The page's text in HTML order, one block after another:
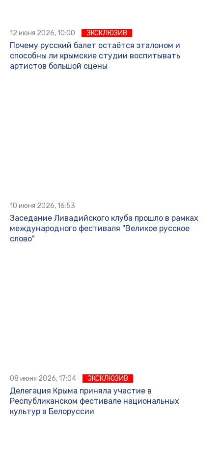
12 июня 2026, 10:00 ЭКСКЛЮЗИВ
Почему русский балет остаётся эталоном и
способны ли крымские студии воспитывать
артистов большой сцены
10 июня 2026, 16:53
Заседание Ливадийского клуба прошло в рамках
международного фестиваля "Великое русское
слово"
08 июня 2026, 17:04 ЭКСКЛЮЗИВ
Делегация Крыма приняла участие в
Республиканском фестивале национальных
культур в Белоруссии